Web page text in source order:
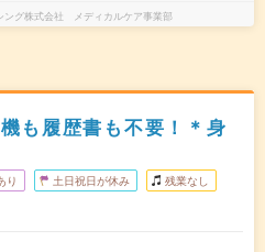
ング株式会社 メディカルケア事業部
も履歴書も不要！＊身
り 土日祝日が休み 残業なし